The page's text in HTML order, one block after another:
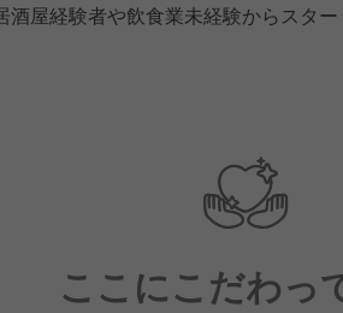
酒屋経験者や飲食業未経験からスタ
ここにこだわっ